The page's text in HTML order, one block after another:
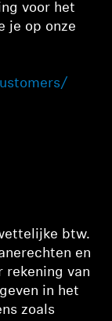
voor het
je op onze
btw.
en
rekening van
in het
zoals